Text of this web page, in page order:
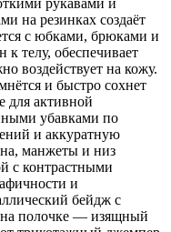
рукавами и
на резинках создаёт
с юбками, брюками и
телу, обеспечивает
воздействует на кожу.
и быстро сохнет
для активной
убавками по
и аккуратную
манжеты и низ
с контрастными
и
бейдж с
на полочке — изящный